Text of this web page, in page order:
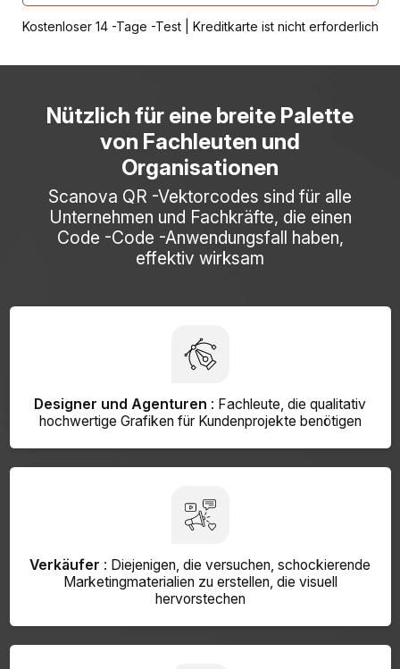
Kostenloser 14 -Tage -Test | Kreditkarte ist nicht erforderlich
Nützlich für eine breite Palette
von Fachleuten und
Organisationen
Scanova QR -Vektorcodes sind für alle
Unternehmen und Fachkräfte, die einen
Code -Code -Anwendungsfall haben,
effektiv wirksam
Designer und Agenturen : Fachleute, die qualitativ
hochwertige Grafiken für Kundenprojekte benötigen
Verkäufer : Diejenigen, die versuchen, schockierende
Marketingmaterialien zu erstellen, die visuell
hervorstechen